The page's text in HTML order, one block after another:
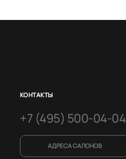
КОНТАКТЫ
+7 (495) 500-04-04
АДРЕСА САЛОНОВ